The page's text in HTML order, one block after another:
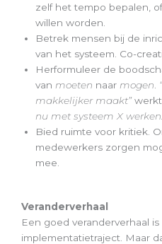
zelf het tempo bepalen,
willen worden.
Betrek mensen bij de
van het systeem. Co-
Herformuleer de
van moeten naar mogen
makkelijker maakt”
nu met systeem X
Bied ruimte voor kritiek.
medewerkers zorgen
mee.
Veranderverhaal
Een goed veranderverhaal
implementatietraject. Maar